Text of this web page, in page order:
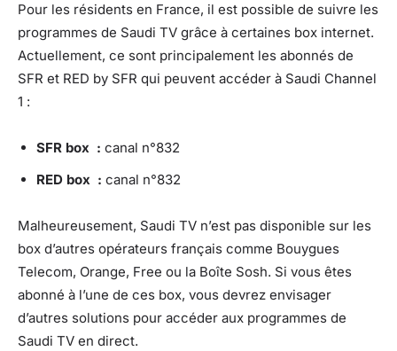
Pour les résidents en France, il est possible de suivre les
programmes de Saudi TV grâce à certaines box internet.
Actuellement, ce sont principalement les abonnés de
SFR et RED by SFR qui peuvent accéder à Saudi Channel
1 :
SFR box : canal n°832
RED box : canal n°832
Malheureusement, Saudi TV n’est pas disponible sur les
box d’autres opérateurs français comme Bouygues
Telecom, Orange, Free ou la Boîte Sosh. Si vous êtes
abonné à l’une de ces box, vous devrez envisager
d’autres solutions pour accéder aux programmes de
Saudi TV en direct.